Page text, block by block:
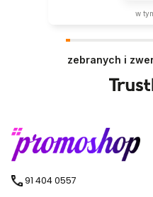
w
zebranych i
91 404 0557